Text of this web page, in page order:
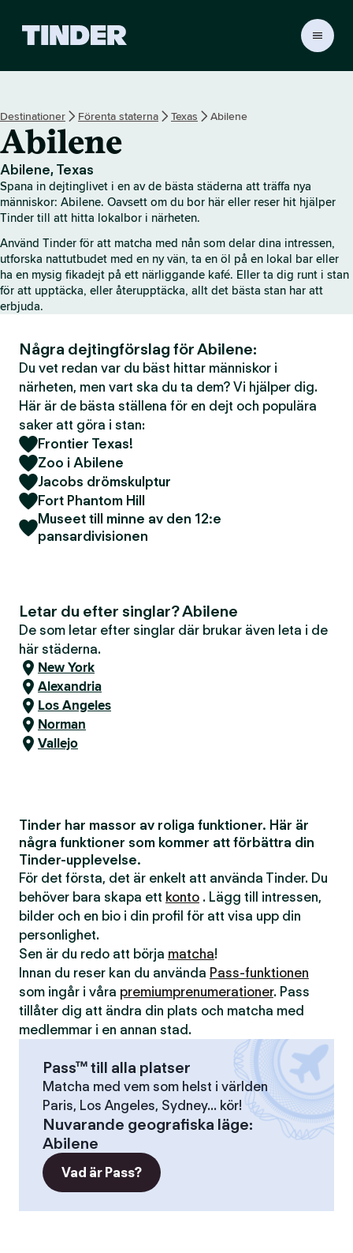
r
a
r
t
i
d
a
Destinationer Förenta staterna Texas Abilene
Abilene
Abilene, Texas
Spana in dejtinglivet i en av de bästa städerna att träffa nya
människor: Abilene. Oavsett om du bor här eller reser hit hjälper
Tinder till att hitta lokalbor i närheten.
Använd Tinder för att matcha med nån som delar dina intressen,
utforska nattutbudet med en ny vän, ta en öl på en lokal bar eller
ha en mysig fikadejt på ett närliggande kafé. Eller ta dig runt i stan
för att upptäcka, eller återupptäcka, allt det bästa stan har att
erbjuda.
Några dejtingförslag för Abilene:
Du vet redan var du bäst hittar människor i
närheten, men vart ska du ta dem? Vi hjälper dig.
Här är de bästa ställena för en dejt och populära
saker att göra i stan:
Frontier Texas!
Zoo i Abilene
Jacobs drömskulptur
Fort Phantom Hill
Museet till minne av den 12:e
pansardivisionen
Letar du efter singlar? Abilene
De som letar efter singlar där brukar även leta i de
här städerna.
New York
Alexandria
Los Angeles
Norman
Vallejo
Tinder har massor av roliga funktioner. Här är
några funktioner som kommer att förbättra din
Tinder-upplevelse.
För det första, det är enkelt att använda Tinder. Du
behöver bara skapa ett konto . Lägg till intressen,
bilder och en bio i din profil för att visa upp din
personlighet.
Sen är du redo att börja matcha!
Innan du reser kan du använda Pass-funktionen
som ingår i våra premiumprenumerationer. Pass
tillåter dig att ändra din plats och matcha med
medlemmar i en annan stad.
Pass™ till alla platser
Matcha med vem som helst i världen
Paris, Los Angeles, Sydney... kör!
Nuvarande geografiska läge:
Abilene
Vad är Pass?